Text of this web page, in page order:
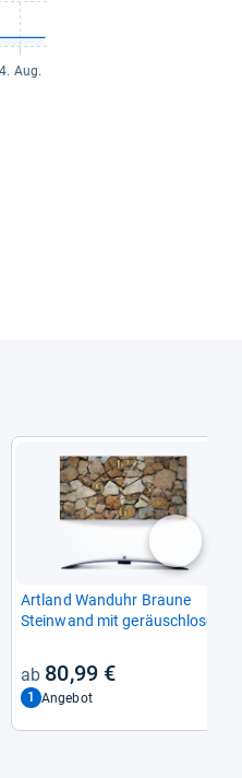
Art­land Wand­uhr Braune
Stein­wand mit geräusch­lo­sem
80,99 €
1 Angebot
nächste